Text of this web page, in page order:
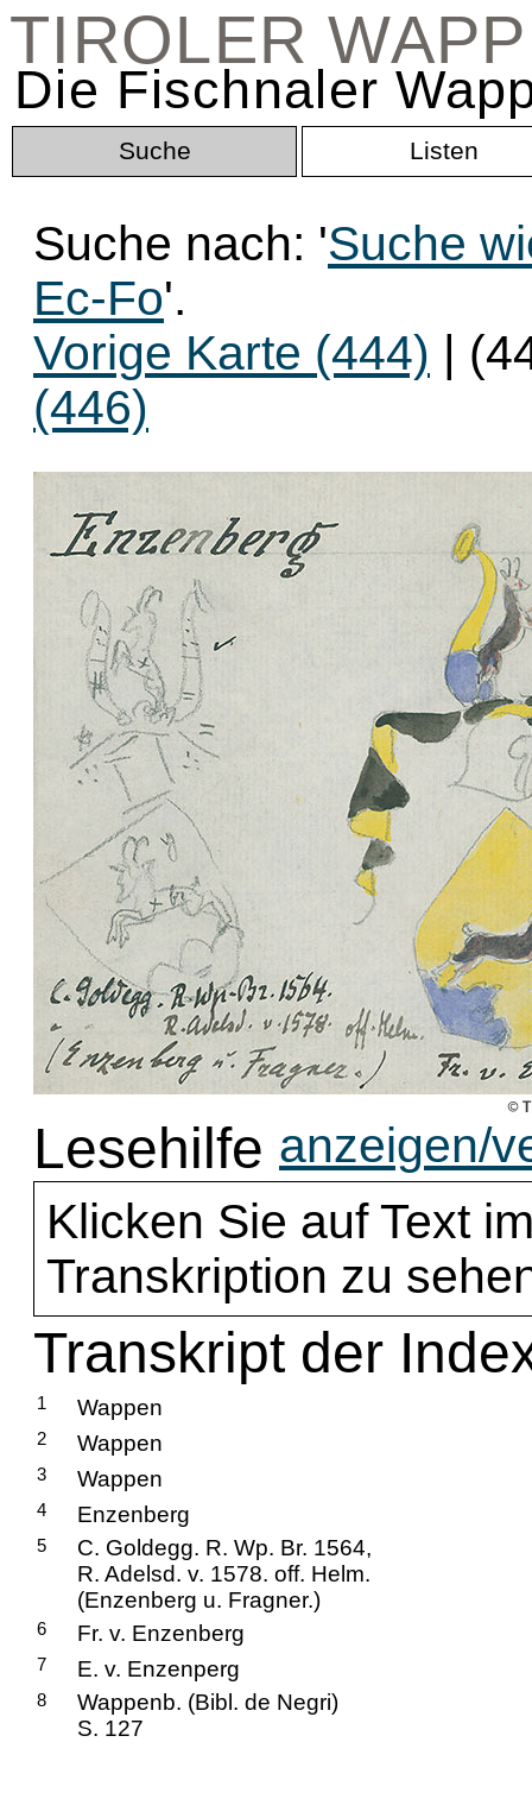
TIROLER
Die Fischnaler
Suche Listen
Suche nach: 'Suche
Ec-Fo'.
Vorige Karte (444) |
(446)
Lesehilfe anzeigen/
Klicken Sie auf Text
Transkription zu
Transkript der
1 Wappen
2 Wappen
3 Wappen
4 Enzenberg
5
C. Goldegg. R. Wp. Br. 1564,
R. Adelsd. v. 1578. off. Helm.
(Enzenberg u. Fragner.)
6 Fr. v. Enzenberg
7 E. v. Enzenperg
8
Wappenb. (Bibl. de Negri)
S. 127